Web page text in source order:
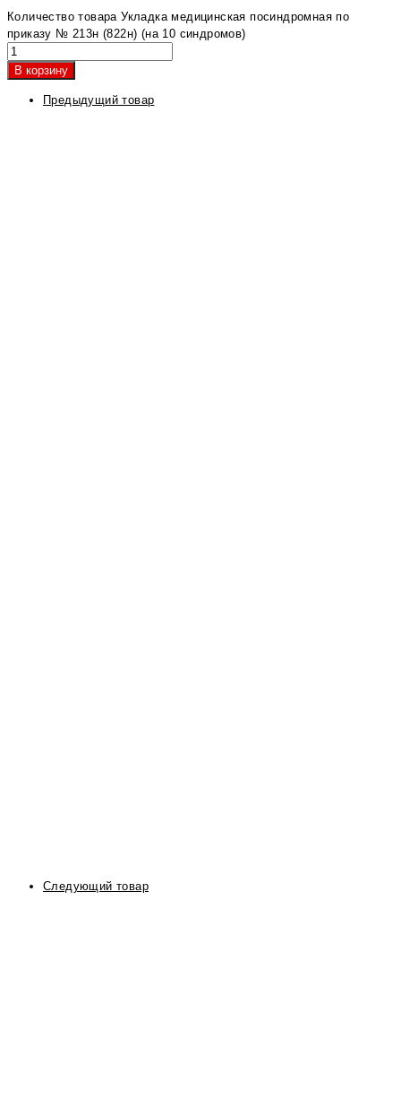
Количество товара Укладка медицинская посиндромная по
приказу № 213н (822н) (на 10 синдромов)
В корзину
Предыдущий товар
Следующий товар